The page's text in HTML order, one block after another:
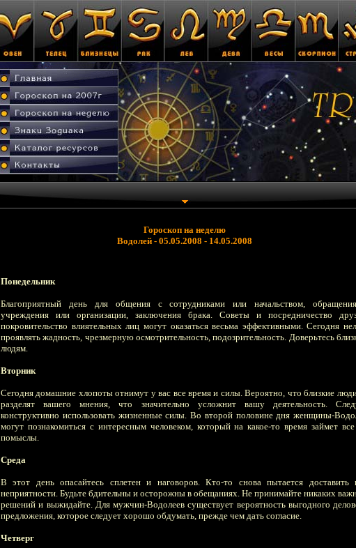
Гороскоп на неделю
Водолей - 05.05.2008 - 14.05.2008
Понедельник
Благоприятный день для общения с сотрудниками или начальством,
учреждения или организации, заключения брака. Советы и посредничество
покровительство влиятельных лиц могут оказаться весьма эффективными. Сегодня
проявлять жадность, чрезмерную осмотрительность, подозрительность. Доверьтесь
людям.
Вторник
Сегодня домашние хлопоты отнимут у вас все время и силы. Вероятно, что близкие
разделят вашего мнения, что значительно усложнит вашу деятельность.
конструктивно использовать жизненные силы. Во второй половине дня женщины-
могут познакомиться с интересным человеком, который на какое-то время займет
помыслы.
Среда
В этот день опасайтесь сплетен и наговоров. Кто-то снова пытается доставить
неприятности. Будьте бдительны и осторожны в обещаниях. Не принимайте никаких
решений и выжидайте. Для мужчин-Водолеев существует вероятность выгодного
предложения, которое следует хорошо обдумать, прежде чем дать согласие.
Четверг